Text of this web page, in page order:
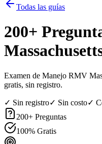
Todas las guías
200+
Examen de Manejo RMV
gratis, sin registro.
✓ Sin registro✓ Sin costo✓
200+ Preguntas
100% Gratis